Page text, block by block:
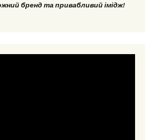
бренд та привабливий імідж!